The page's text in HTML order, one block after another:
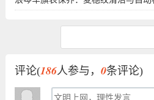
评论(186人参与， 0条评论)